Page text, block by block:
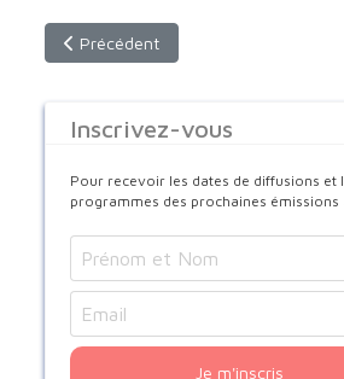
Article précédent : Des mots forts,
Précédent
Inscrivez-vous
Pour recevoir les dates de diffusions et
programmes des prochaines émissions
Je m'inscris